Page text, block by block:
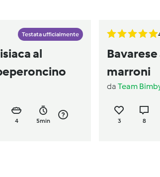
Testata ufficialmente
al
4 5min
marroni
da Team
3 8